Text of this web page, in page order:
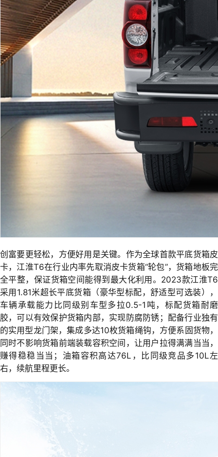
创富要更轻松，方便好用是关键。作为全球首款平底货箱皮
卡，江淮T6在行业内率先取消皮卡货箱“轮包”，货箱地板完
全平整，保证货箱空间能得到最大化利用。2023款江淮T6
采用1.81米超长平底货箱（豪华型标配，舒适型可选装），
车辆承载能力比同级别车型多拉0.5-1吨，标配货箱耐磨
胶，可以有效保护货箱内部，实现防腐防锈；配备行业独有
的实用型龙门架，集成多达10枚货箱绳钩，方便系固货物，
同时不影响货箱前端装载容积空间，让用户拉得满满当当，
赚得稳稳当当；油箱容积高达76L，比同级竞品多10L左
右，续航里程更长。